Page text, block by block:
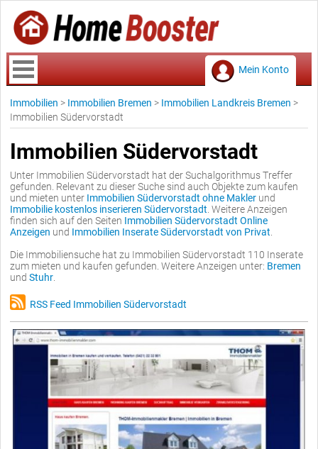
Mein Konto
Immobilien > Immobilien Bremen > Immobilien Landkreis Bremen >
Immobilien Südervorstadt
Immobilien Südervorstadt
Unter Immobilien Südervorstadt hat der Suchalgorithmus Treffer
gefunden. Relevant zu dieser Suche sind auch Objekte zum kaufen
und mieten unter Immobilien Südervorstadt ohne Makler und
Immobilie kostenlos inserieren Südervorstadt . Weitere Anzeigen
finden sich auf den Seiten Immobilien Südervorstadt Online
Anzeigen und Immobilien Inserate Südervorstadt von Privat
Die Immobiliensuche hat zu Immobilien Südervorstadt 110 Inserate
zum mieten und kaufen gefunden. Weitere Anzeigen unter: Bremen
und Stuhr
RSS Feed Immobilien Südervorstadt